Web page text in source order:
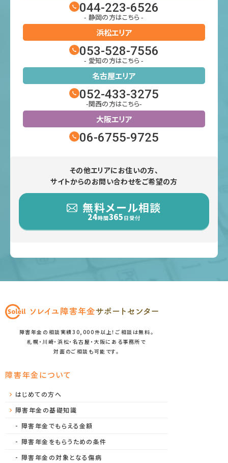
044-223-6526
- 静岡の方はこちら -
浜松エリア
053-528-7556
- 愛知の方はこちら -
名古屋エリア
052-433-3275
-関西の方はこちら-
大阪エリア
06-6755-9725
その他エリアにお住いの方、
サイトからのお問い合わせをご希望の方
無料メール相談
24時間365 日受付
障害年金の相談実績30,000件以上！ご相談は無料。
札幌・川崎・浜松・名古屋・大阪にある事務所で
対面のご相談も可能です。
障害年金について
はじめての方へ
障害年金の基礎知識
障害年金でもらえる金額
障害年金をもらうための条件
障害年金の対象となる傷病